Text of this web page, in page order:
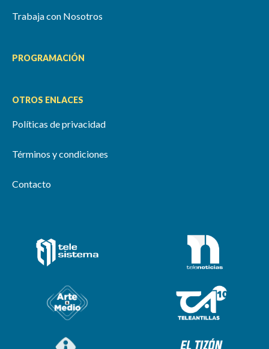
Trabaja con Nosotros
PROGRAMACIÓN
OTROS ENLACES
Políticas de privacidad
Términos y condiciones
Contacto